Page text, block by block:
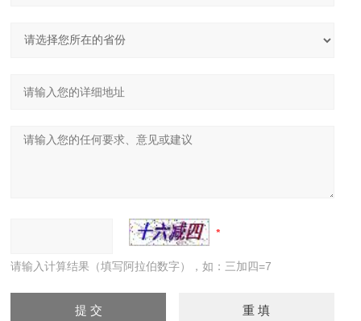
请输入计算结果（填写阿拉伯数字），如：三加四=7